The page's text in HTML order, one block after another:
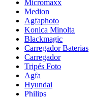
Micromaxx
Medion
Agfaphoto
Konica Minolta
Blackmagic
Carregador Baterias
Carregador
Tripés Foto
Agfa
Hyundai
Philips